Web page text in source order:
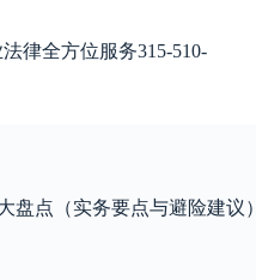
律全方位服务315-510-
盘点（实务要点与避险建议）